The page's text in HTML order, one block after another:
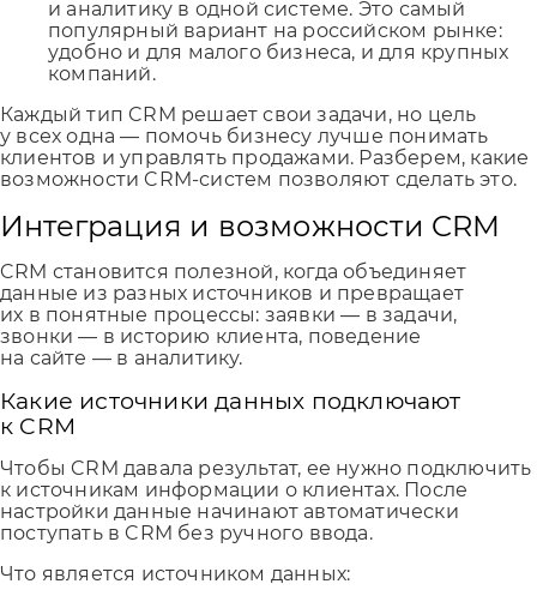
и аналитику в одной системе. Это самый
популярный вариант на российском рынке:
удобно и для малого бизнеса, и для крупных
компаний.
Каждый тип CRM решает свои задачи, но цель
у всех одна — помочь бизнесу лучше понимать
клиентов и управлять продажами. Разберем, какие
возможности CRM-систем позволяют сделать это.
Интеграция и возможности CRM
CRM становится полезной, когда объединяет
данные из разных источников и превращает
их в понятные процессы: заявки — в задачи,
звонки — в историю клиента, поведение
на сайте — в аналитику.
Какие источники данных подключают
к CRM
Чтобы CRM давала результат, ее нужно подключить
к источникам информации о клиентах. После
настройки данные начинают автоматически
поступать в CRM без ручного ввода.
Что является источником данных: